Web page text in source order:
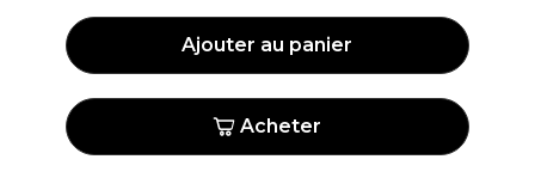
Ajouter au panier
Acheter